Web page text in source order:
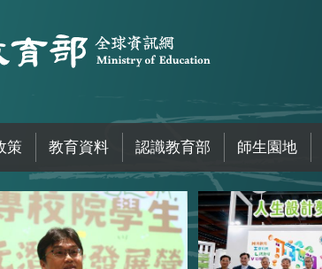
策 教育資料 認識教育部 師生園地